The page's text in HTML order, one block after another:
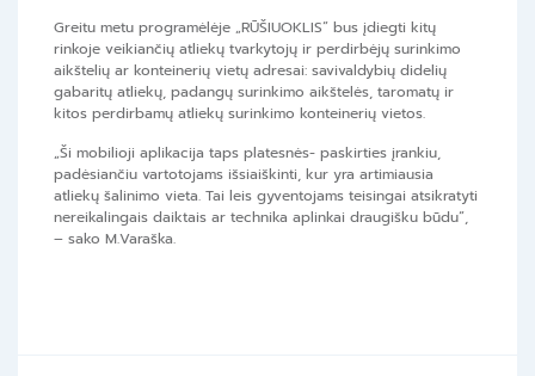
Greitu metu programėlėje „RŪŠIUOKLIS“ bus įdiegti kitų
rinkoje veikiančių atliekų tvarkytojų ir perdirbėjų surinkimo
aikštelių ar konteinerių vietų adresai: savivaldybių didelių
gabaritų atliekų, padangų surinkimo aikštelės, taromatų ir
kitos perdirbamų atliekų surinkimo konteinerių vietos.
„Ši mobilioji aplikacija taps platesnės- paskirties įrankiu,
padėsiančiu vartotojams išsiaiškinti, kur yra artimiausia
atliekų šalinimo vieta. Tai leis gyventojams teisingai atsikratyti
nereikalingais daiktais ar technika aplinkai draugišku būdu“,
– sako M.Varaška.